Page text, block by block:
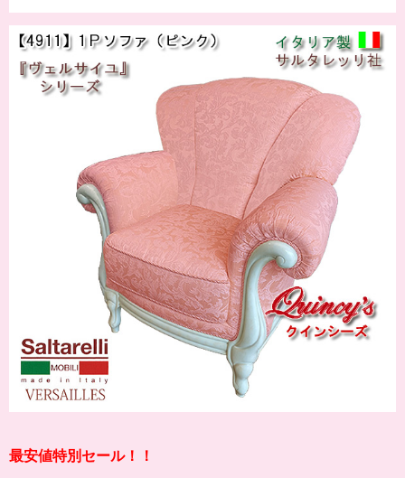
最安値特別セール！！